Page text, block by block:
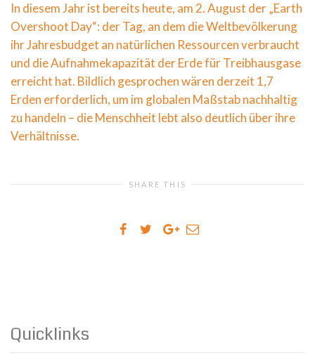
In diesem Jahr ist bereits heute, am 2. August der „Earth
Overshoot Day“: der Tag, an dem die Weltbevölkerung
ihr Jahresbudget an natürlichen Ressourcen verbraucht
und die Aufnahmekapazität der Erde für Treibhausgase
erreicht hat. Bildlich gesprochen wären derzeit 1,7
Erden erforderlich, um im globalen Maßstab nachhaltig
zu handeln – die Menschheit lebt also deutlich über ihre
Verhältnisse.
SHARE THIS
Quicklinks